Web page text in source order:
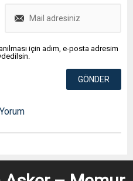
için adım, e-posta adresim